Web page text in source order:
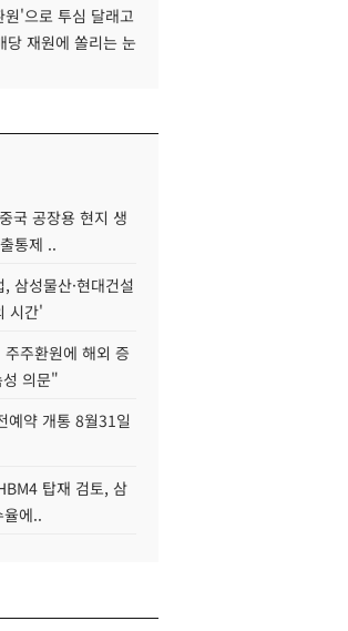
'으로 투심 달래고
재원에 쏠리는 눈
국 공장용 현지 생
통제 ..
삼성물산·현대건설
시간'
주환원에 해외 증
의문"
예약 개통 8월31일
탑재 검토, 삼
율에..